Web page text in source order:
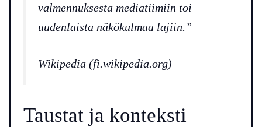
valmennuksesta mediatiimiin toi
uudenlaista näkökulmaa lajiin.”
Wikipedia (fi.wikipedia.org)
Taustat ja konteksti